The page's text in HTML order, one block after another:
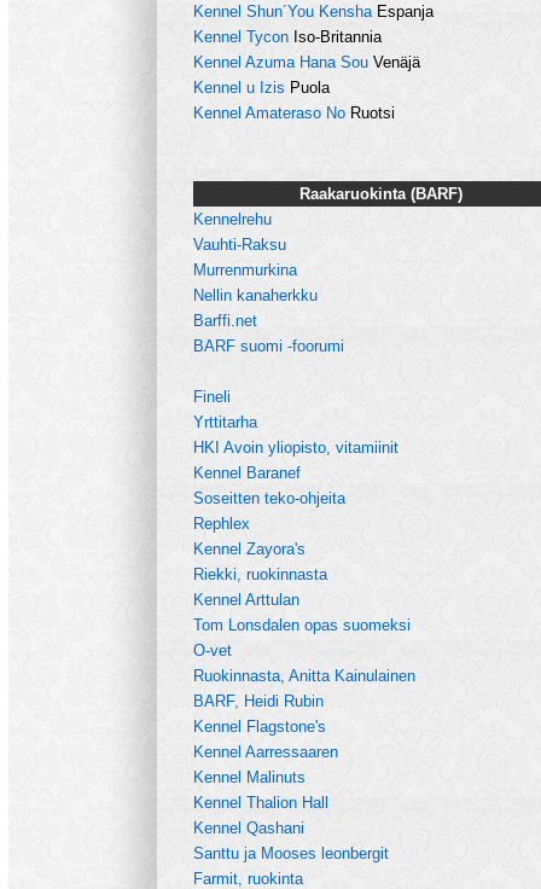
Kennel Shun´You Kensha Espanja
Kennel Tycon Iso-Britannia
Kennel Azuma Hana Sou Venäjä
Kennel u Izis Puola
Kennel Amateraso No Ruotsi
Raakaruokinta (BARF)
Kennelrehu
Vauhti-Raksu
Murrenmurkina
Nellin kanaherkku
Barffi.net
BARF suomi -foorumi
Fineli
Yrttitarha
HKI Avoin yliopisto, vitamiinit
Kennel Baranef
Soseitten teko-ohjeita
Rephlex
Kennel Zayora's
Riekki, ruokinnasta
Kennel Arttulan
Tom Lonsdalen opas suomeksi
O-vet
Ruokinnasta, Anitta Kainulainen
BARF, Heidi Rubin
Kennel Flagstone's
Kennel Aarressaaren
Kennel Malinuts
Kennel Thalion Hall
Kennel Qashani
Santtu ja Mooses leonbergit
Farmit, ruokinta